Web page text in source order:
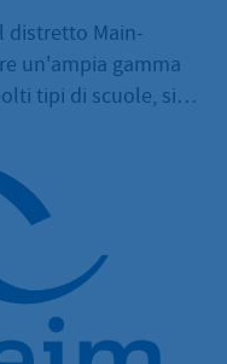
distretto Main-
un'ampia gamma
tipi di scuole, sia
educativi